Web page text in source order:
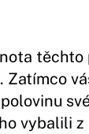
Zatímco
vybalili z